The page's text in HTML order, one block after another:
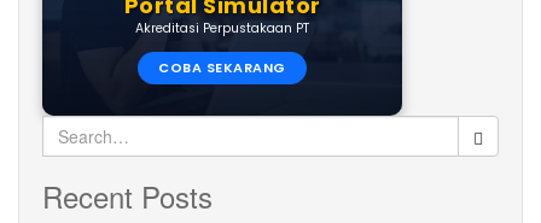
Akreditasi Perpustakaan PT
COBA SEKARANG
Search
for:
Recent Posts